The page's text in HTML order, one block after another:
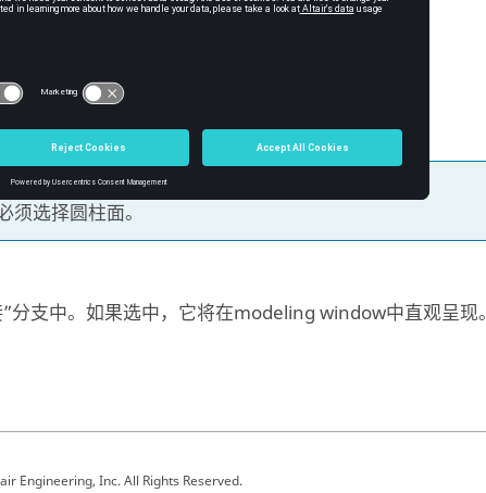
择
，使用单选按钮可指定销类型。
，点击选择模型上的特定零件。
连接器对话框中。
须选择圆柱面。
分支中。如果选中，它将在modeling window中直观呈现。
Engineering, Inc. All Rights Reserved.